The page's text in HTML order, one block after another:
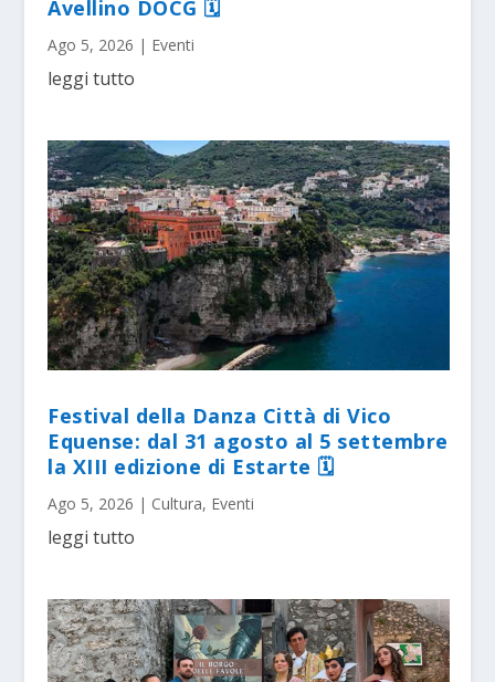
Avellino DOCG 🗓
Ago 5, 2026 | Eventi
leggi tutto
Festival della Danza Città di Vico
Equense: dal 31 agosto al 5 settembre
la XIII edizione di Estarte 🗓
Ago 5, 2026 | Cultura, Eventi
leggi tutto